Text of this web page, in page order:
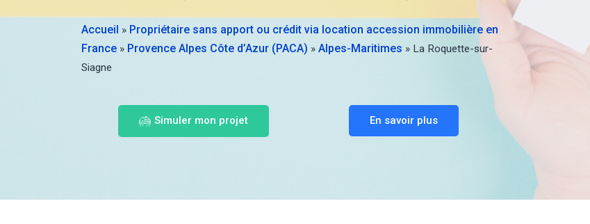
Accueil » Propriétaire sans apport ou crédit via location accession immobilière en
France » Provence Alpes Côte d’Azur (PACA) » Alpes-Maritimes » La Roquette-sur-
Siagne
Simuler mon projet En savoir plus